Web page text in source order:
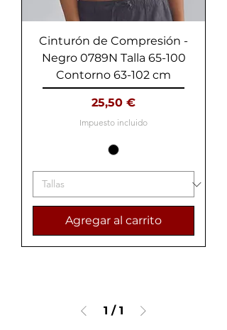
Cinturón de Compresión -
Negro 0789N Talla 65-100
Contorno 63-102 cm
Precio
25,50 €
Impuesto incluido
Agregar al carrito
1 / 1